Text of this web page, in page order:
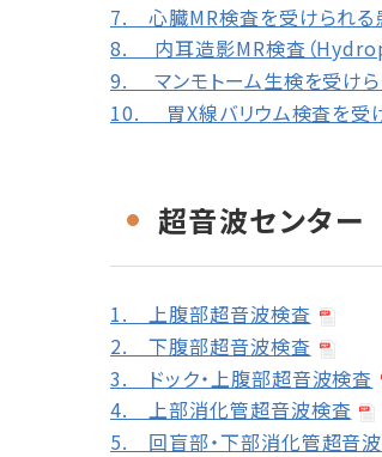
7. 心臓MR検査を受けられる
8. 内耳造影MR検査（
9. マンモトーム生検を受け
10. 胃X線バリウム検査を受
超音波センター
1. 上腹部超音波検査
2. 下腹部超音波検査
3. ドック・上腹部超音波検査
4. 上部消化管超音波検査
5. 回盲部・下部消化管超音